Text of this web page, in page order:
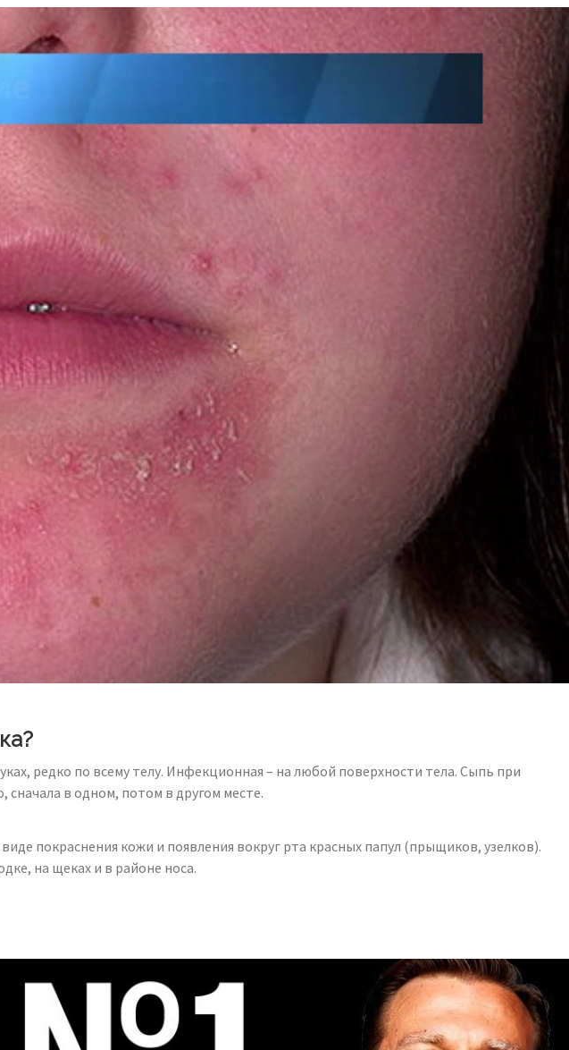
редко по всему телу. Инфекционная – на любой поверхности тела. Сыпь при
сначала в одном, потом в другом месте.
покраснения кожи и появления вокруг рта красных папул (прыщиков, узелков).
на щеках и в районе носа.